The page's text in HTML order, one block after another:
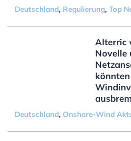
Deutschland, Regulierung, Top
Alterric
Novelle
könnten
Deutschland, Onshore-Wind